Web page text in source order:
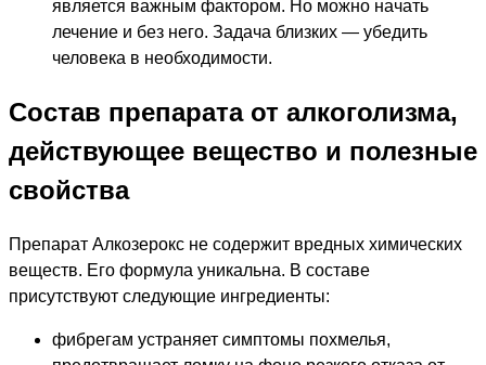
является важным фактором. Но можно начать
лечение и без него. Задача близких — убедить
человека в необходимости.
Состав препарата от алкоголизма,
действующее вещество и полезные
свойства
Препарат Алкозерокс не содержит вредных химических
веществ. Его формула уникальна. В составе
присутствуют следующие ингредиенты:
фибрегам устраняет симптомы похмелья,